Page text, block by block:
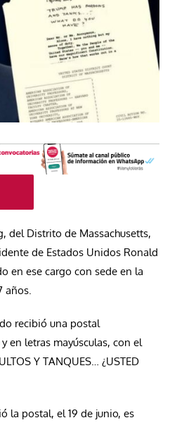
del Distrito de Massachusetts,
de Estados Unidos Ronald
en ese cargo con sede en la
años.
recibió una postal
en letras mayúsculas, con el
Y TANQUES… ¿USTED
la postal, el 19 de junio, es